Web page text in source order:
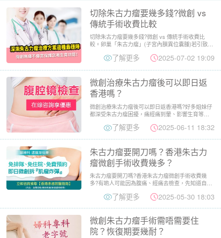
切除朱古力瘤要幾多錢?微創 vs
傳統手術收費比較
切除朱古力瘤要幾多錢?微創 vs 傳統手術收費比
較。卵巢「朱古力瘤」(子宮內膜異位囊腫)若引致劇
了解更多 2025-07-02 19:09
微創治療朱古力瘤後可以即日返
香港嗎？
微創治療朱古力瘤後可以即日返香港嗎?好多姐妹仔
都深受朱古力瘤困擾，痛經痛到暈、影響生育等
了解更多 2025-06-11 18:32
朱古力瘤要開刀嗎？香港朱古力
瘤微創手術收費幾多？
朱古力瘤要開刀嗎?香港朱古力瘤微創手術收費幾
多?有啲人可能因為腹痛、經痛去檢查，先知道自己
了解更多 2025-05-30 18:03
微創朱古力瘤手術需唔需要住
院？恢復期要幾耐？